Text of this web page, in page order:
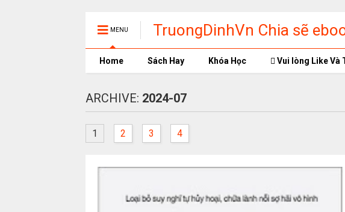
MENU
TruongDinhVn Chia sẽ
phần mềm học tập miễn
Home Sách Hay Khóa Học Vui lòng Like Và
ARCHIVE: 2024-07
1 2 3 4